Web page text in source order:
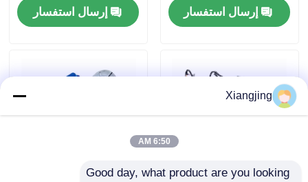
مدونة
ذراع روبوت صناعي
الروبوت لحام
إرسال استفسار
إرسال استفسار
Xiangjing
6:50 AM
Good day, what product are you looking